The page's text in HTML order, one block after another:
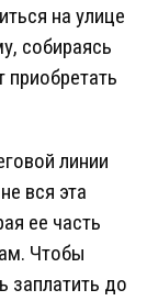
на улице
собираясь
приобретать
линии
вся эта
ее часть
Чтобы
заплатить до